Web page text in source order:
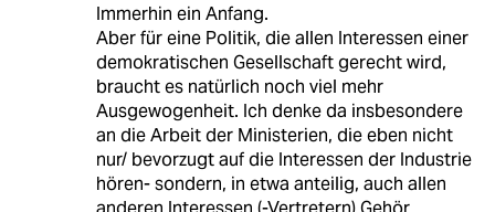
Immerhin ein Anfang.
Aber für eine Politik, die allen Interessen einer
demokratischen Gesellschaft gerecht wird,
braucht es natürlich noch viel mehr
Ausgewogenheit. Ich denke da insbesondere
an die Arbeit der Ministerien, die eben nicht
nur/ bevorzugt auf die Interessen der Industrie
hören- sondern, in etwa anteilig, auch allen